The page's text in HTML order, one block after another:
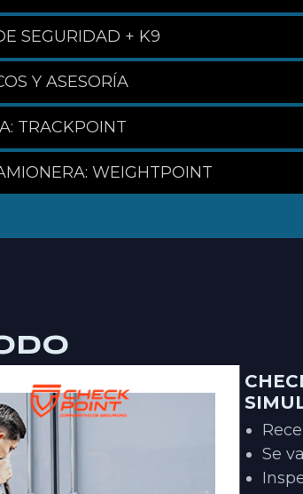
SEGURIDAD + K9
Y ASESORÍA
TRACKPOINT
WEIGHTPOINT
Se